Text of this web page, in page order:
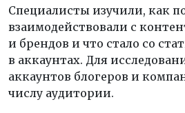
Специалисты изучили, как
взаимодействовали с
и брендов и что стало со
в аккаунтах. Для
аккаунтов блогеров и
числу аудитории.